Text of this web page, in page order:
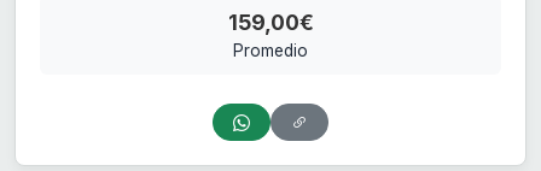
159,00€
Promedio